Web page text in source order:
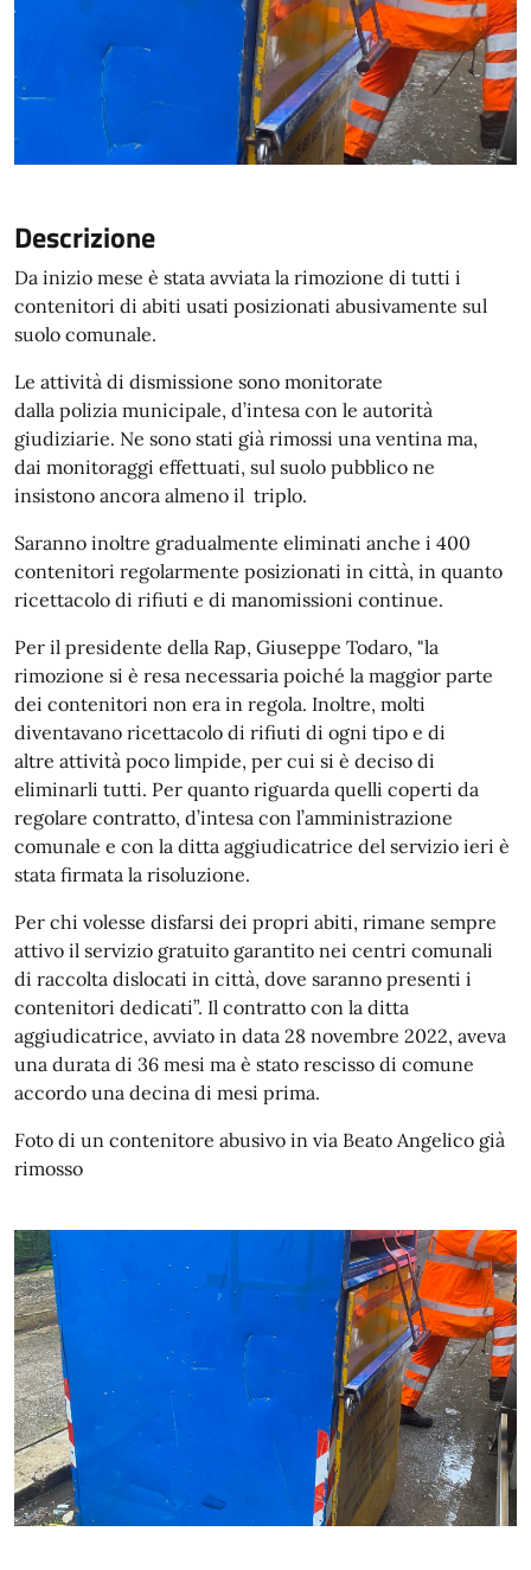
Descrizione
Da inizio mese è stata avviata la rimozione di tutti i
contenitori di abiti usati posizionati abusivamente sul
suolo comunale.
Le attività di dismissione sono monitorate
dalla polizia municipale, d’intesa con le autorità
giudiziarie. Ne sono stati già rimossi una ventina ma,
dai monitoraggi effettuati, sul suolo pubblico ne
insistono ancora almeno il triplo.
Saranno inoltre gradualmente eliminati anche i 400
contenitori regolarmente posizionati in città, in quanto
ricettacolo di rifiuti e di manomissioni continue.
Per il presidente della Rap, Giuseppe Todaro, "la
rimozione si è resa necessaria poiché la maggior parte
dei contenitori non era in regola. Inoltre, molti
diventavano ricettacolo di rifiuti di ogni tipo e di
altre attività poco limpide, per cui si è deciso di
eliminarli tutti. Per quanto riguarda quelli coperti da
regolare contratto, d’intesa con l’amministrazione
comunale e con la ditta aggiudicatrice del servizio ieri è
stata firmata la risoluzione.
Per chi volesse disfarsi dei propri abiti, rimane sempre
attivo il servizio gratuito garantito nei centri comunali
di raccolta dislocati in città, dove saranno presenti i
contenitori dedicati”. Il contratto con la ditta
aggiudicatrice, avviato in data 28 novembre 2022, aveva
una durata di 36 mesi ma è stato rescisso di comune
accordo una decina di mesi prima.
Foto di un contenitore abusivo in via Beato Angelico già
rimosso